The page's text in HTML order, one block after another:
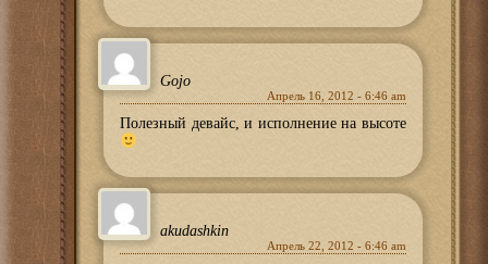
Gojo
Апрель 16, 2012 - 6:46 am
Полезный девайс, и исполнение на высоте
akudashkin
Апрель 22, 2012 - 6:46 am